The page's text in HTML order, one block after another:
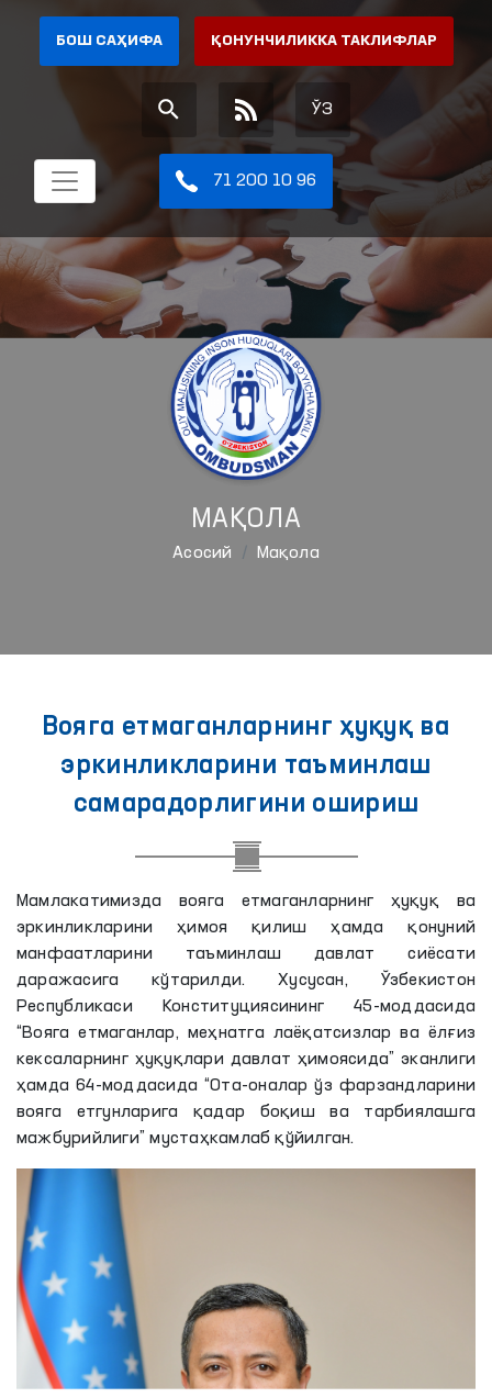
БОШ САҲИФА ҚОНУНЧИЛИККА ТАКЛИФЛАР
ЎЗ
71 200 10 96
МАҚОЛА
Aсосий Мақола
Вояга етмаганларнинг ҳуқуқ ва
эркинликларини таъминлаш
самарадорлигини ошириш
Мамлакатимизда вояга етмаганларнинг ҳуқуқ ва
эркинликларини ҳимоя қилиш ҳамда қонуний
манфаатларини таъминлаш давлат сиёсати
даражасига кўтарилди. Хусусан, Ўзбекистон
Республикаси Конституциясининг 45-моддасида
“Вояга етмаганлар, меҳнатга лаёқатсизлар ва ёлғиз
кексаларнинг ҳуқуқлари давлат ҳимоясида” эканлиги
ҳамда 64-моддасида “Ота-оналар ўз фарзандларини
вояга етгунларига қадар боқиш ва тарбиялашга
мажбурийлиги” мустаҳкамлаб қўйилган.